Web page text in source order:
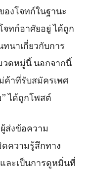
งโจทก์ในฐานะ
ทก์อาศัยอยู่ ได้ถูก
นาเกี่ยวกับการ
ดหมู่นี้ นอกจากนี้
ค้าที่รับสมัครเพศ
ได้ถูกโพสต์
ส่งข้อความ
ดความรู้สึกทาง
ละเป็นการดูหมิ่นที่